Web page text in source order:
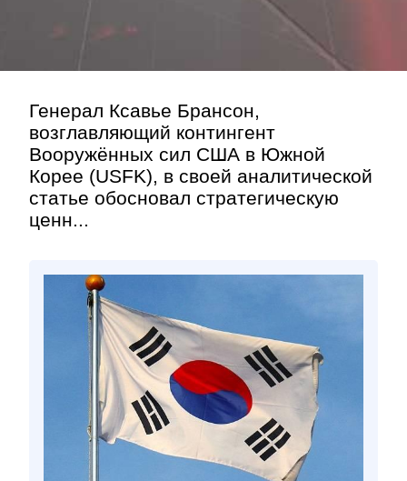
Генерал Ксавье Брансон,
возглавляющий контингент
Вооружённых сил США в Южной
Корее (USFK), в своей аналитической
статье обосновал стратегическую
ценн...